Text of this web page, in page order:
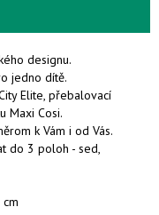
designu.
jedno dítě.
Elite, přebalovací
Maxi Cosi.
k Vám i od Vás.
do 3 poloh - sed,